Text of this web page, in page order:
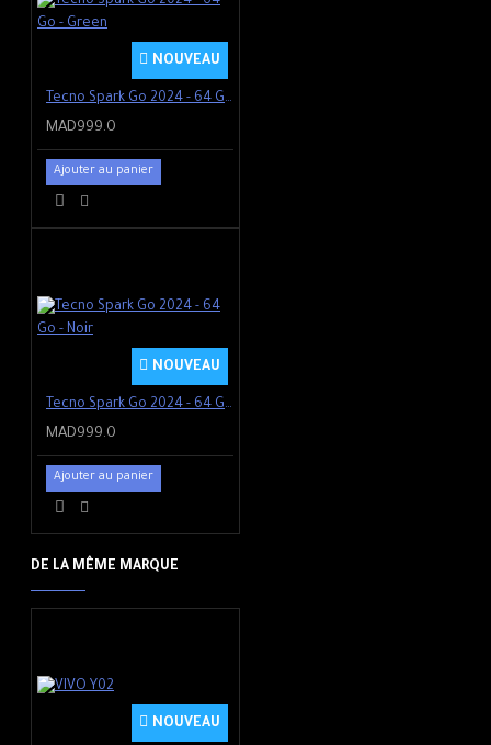
NOUVEAU
Tecno Spark Go 2024 - 64 Go - Green
MAD999.0
Ajouter au panier
NOUVEAU
Tecno Spark Go 2024 - 64 Go - Noir
MAD999.0
Ajouter au panier
DE LA MÊME MARQUE
NOUVEAU